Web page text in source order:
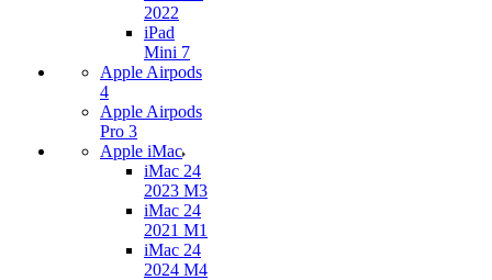
2022
iPad
Mini 7
Apple Airpods
4
Apple Airpods
Pro 3
Apple iMac
iMac 24
2023 M3
iMac 24
2021 M1
iMac 24
2024 M4